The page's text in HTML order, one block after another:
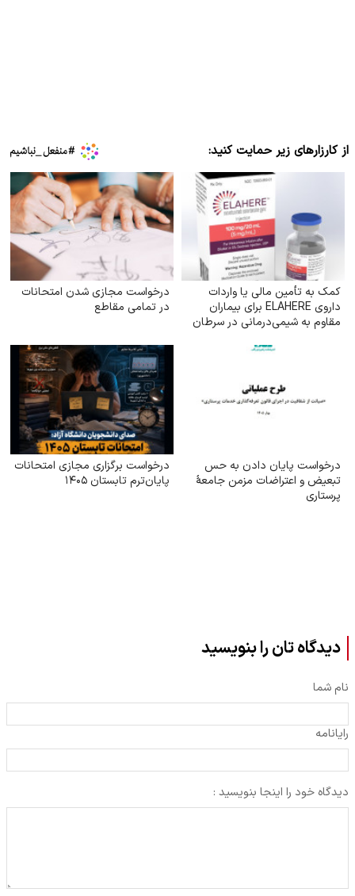
از کارزارهای زیر حمایت کنید:
کمک به تأمین مالی یا واردات
داروی ELAHERE برای بیماران
مقاوم به شیمی‌درمانی در سرطان
درخواست مجازی شدن امتحانات
در تمامی مقاطع
درخواست پایان دادن به حس
تبعیض و اعتراضات مزمن جامعهٔ
پرستاری
درخواست برگزاری مجازی امتحانات
پایان‌ترم تابستان ۱۴۰۵
دیدگاه تان را بنویسید
نام شما
رایانامه
دیدگاه خود را اینجا بنویسید :